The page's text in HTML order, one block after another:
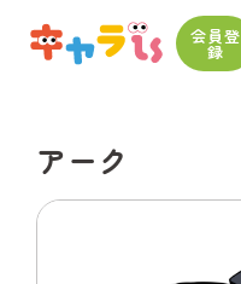
会員登
録
アーク